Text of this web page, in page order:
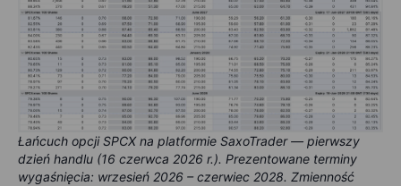
Łańcuch opcji SPCX na platformie SaxoTrader — pierwszy
dzień handlu (16 czerwca 2026 r.). Prezentowane terminy
wygaśnięcia: wrzesień 2026 – czerwiec 2028. Zmienność